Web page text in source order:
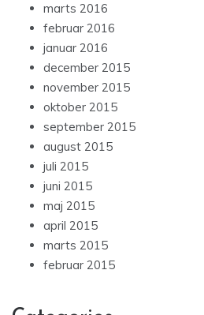
marts 2016
februar 2016
januar 2016
december 2015
november 2015
oktober 2015
september 2015
august 2015
juli 2015
juni 2015
maj 2015
april 2015
marts 2015
februar 2015